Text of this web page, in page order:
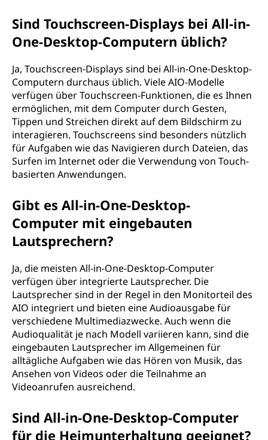
Sind Touchscreen-Displays bei All-in-
One-Desktop-Computern üblich?
Ja, Touchscreen-Displays sind bei All-in-One-Desktop-
Computern durchaus üblich. Viele AIO-Modelle
verfügen über Touchscreen-Funktionen, die es Ihnen
ermöglichen, mit dem Computer durch Gesten,
Tippen und Streichen direkt auf dem Bildschirm zu
interagieren. Touchscreens sind besonders nützlich
für Aufgaben wie das Navigieren durch Dateien, das
Surfen im Internet oder die Verwendung von Touch-
basierten Anwendungen.
Gibt es All-in-One-Desktop-
Computer mit eingebauten
Lautsprechern?
Ja, die meisten All-in-One-Desktop-Computer
verfügen über integrierte Lautsprecher. Die
Lautsprecher sind in der Regel in den Monitorteil des
AIO integriert und bieten eine Audioausgabe für
verschiedene Multimediazwecke. Auch wenn die
Audioqualität je nach Modell variieren kann, sind die
eingebauten Lautsprecher im Allgemeinen für
alltägliche Aufgaben wie das Hören von Musik, das
Ansehen von Videos oder die Teilnahme an
Videoanrufen ausreichend.
Sind All-in-One-Desktop-Computer
für die Heimunterhaltung geeignet?